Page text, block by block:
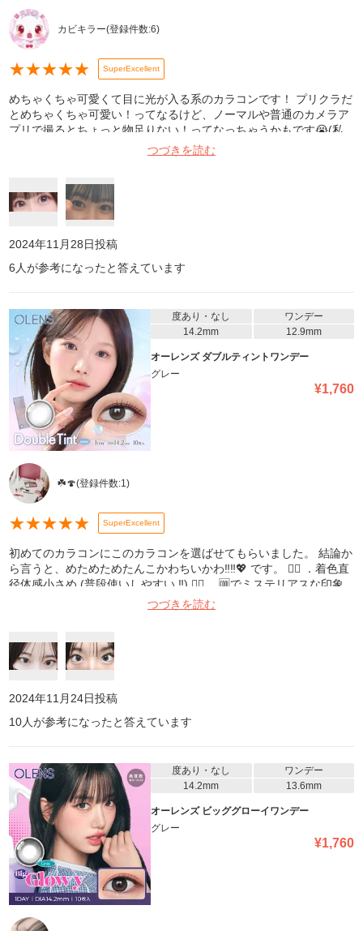
カビキラー(登録件数:6)
★★★★★ SuperExcellent
めちゃくちゃ可愛くて目に光が入る系のカラコンです！ プリクラだ
とめちゃくちゃ可愛い！ってなるけど、ノーマルや普通のカメラア
プリで撮るとちょっと物足りない！ってなっちゃうかもです😭(私
の場合ですが) 色味はグレーぽくて、私は自称ブルベ夏なのです
が、ブルベさんによく似合うと思います！ 左がプリクラ(プリマニ
つづきを読む
2024年11月28日投稿
6 人が参考になったと答えています
度あり・なし
ワンデー
14.2mm
12.9mm
オーレンズ ダブルティントワンデー
グレー
¥1,760
☘️🍄(登録件数:1)
★★★★★ SuperExcellent
初めてのカラコンにこのカラコンを選ばせてもらいました。 結論か
ら言うと、めためためたんこかわちいかわ‼️‼️💖 です。 ☝🏻 ．着色直
径体感小さめ (普段使いしやすい ‼️) ☝🏻 ．🆒でミステリアスな印象
を醸し出したい方にオススメ ちなみにブルベ冬orイエべ秋の焦げ茶
目でこんな感じです。 1枚目がBeauty Plus、 2枚目がノーマル・照
つづきを読む
2024年11月24日投稿
10人が参考になったと答えています
度あり・なし
ワンデー
14.2mm
13.6mm
オーレンズ ビッググローイワンデー
グレー
¥1,760